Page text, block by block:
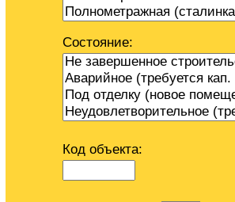
Состояние:
Код объекта: